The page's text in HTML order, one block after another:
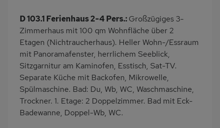
D 103.1 Ferienhaus 2-4 Pers.:Großzügiges 3-
Zimmerhaus mit 100 qm Wohnfläche über 2
Etagen (Nichtraucherhaus). Heller Wohn-/Essraum
mit Panoramafenster, herrlichem Seeblick,
Sitzgarnitur am Kaminofen, Esstisch, Sat-TV.
Separate Küche mit Backofen, Mikrowelle,
Spülmaschine. Bad: Du, Wb, WC, Waschmaschine,
Trockner. 1. Etage: 2 Doppelzimmer. Bad mit Eck-
Badewanne, Doppel-Wb, WC.